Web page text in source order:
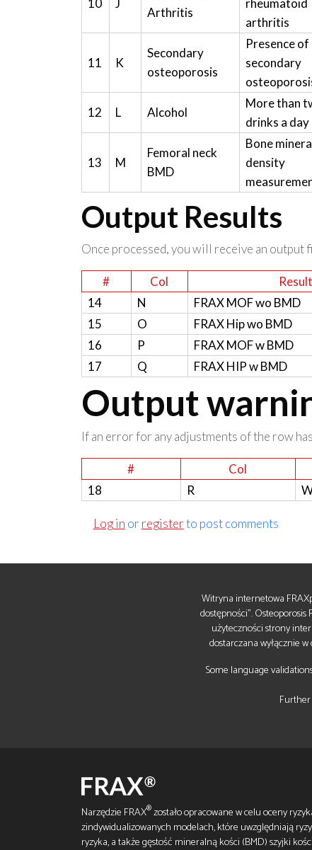
10 J
Arthritis
rheumatoid
arthritis
11 K
Secondary
osteoporosis
Presence of
secondary
12 L Alcohol
More than
drinks a day
13 M
Femoral neck
BMD
Bone
density
Output Results
Once processed, you will receive an output
# Col Result
14
N FRAX MOF wo BMD
15
O FRAX Hip wo BMD
16
P FRAX MOF w BMD
17
Q FRAX HIP w BMD
Output
If an error for any adjustments of the row
# Col
18
R
Log in or registerto post comments
Witryna internetowa
dostępności".
użyteczności strony
dostarczana wyłącznie
Some language
Narzędzie FRAX®zostało opracowane w celu oceny
zindywidualizowanych modelach, które uwzględniają
ryzyka, a także gęstość mineralną kości (BMD) szyjki